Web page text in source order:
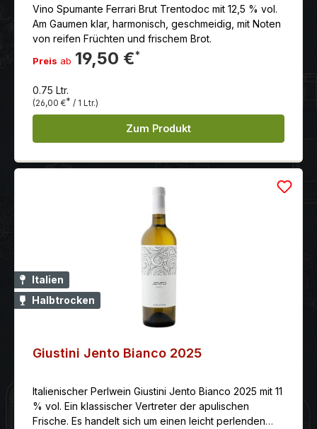
Vino Spumante Ferrari Brut Trentodoc mit 12,5 % vol.
Am Gaumen klar, harmonisch, geschmeidig, mit Noten
von reifen Früchten und frischem Brot.
Preis ab 19,50 €*
0.75 Ltr.
(26,00 €* / 1 Ltr.)
Zum Produkt
Italien
Halbtrocken
Giustini Jento Bianco 2025
Italienischer Perlwein Giustini Jento Bianco 2025 mit 11
% vol. Ein klassischer Vertreter der apulischen
Frische. Es handelt sich um einen leicht perlenden